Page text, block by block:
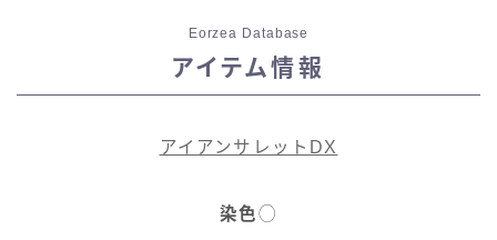
Eorzea Database
アイテム情報
アイアンサレットDX
染色◯